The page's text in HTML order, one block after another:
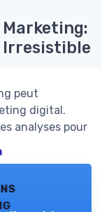
Irresistible
peut
digital.
analyses pour